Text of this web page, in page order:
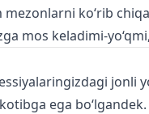
ko‘rib
mos keladimi-
jonli
ega bo‘lgandek.